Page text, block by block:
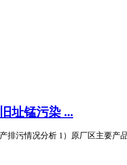
址锰污染 ...
污情况分析 1）原厂区主要